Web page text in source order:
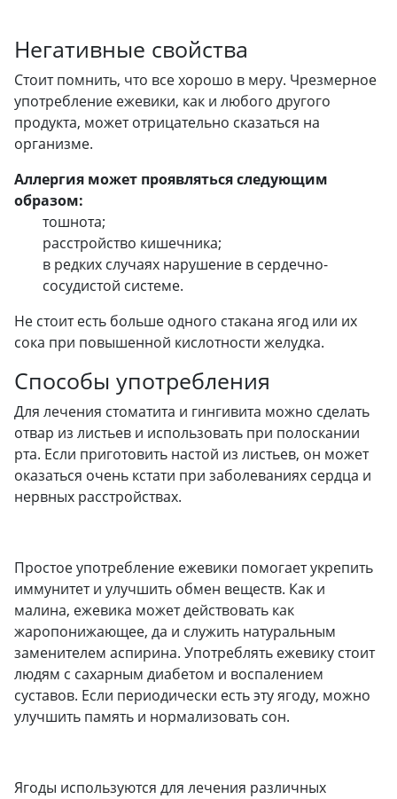
Негативные свойства
Стоит помнить, что все хорошо в меру. Чрезмерное
употребление ежевики, как и любого другого
продукта, может отрицательно сказаться на
организме.
Аллергия может проявляться следующим
образом:
тошнота;
расстройство кишечника;
в редких случаях нарушение в сердечно-
сосудистой системе.
Не стоит есть больше одного стакана ягод или их
сока при повышенной кислотности желудка.
Способы употребления
Для лечения стоматита и гингивита можно сделать
отвар из листьев и использовать при полоскании
рта. Если приготовить настой из листьев, он может
оказаться очень кстати при заболеваниях сердца и
нервных расстройствах.
Простое употребление ежевики помогает укрепить
иммунитет и улучшить обмен веществ. Как и
малина, ежевика может действовать как
жаропонижающее, да и служить натуральным
заменителем аспирина. Употреблять ежевику стоит
людям с сахарным диабетом и воспалением
суставов. Если периодически есть эту ягоду, можно
улучшить память и нормализовать сон.
Ягоды используются для лечения различных